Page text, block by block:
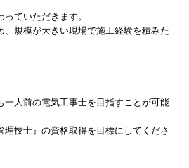
ていただきます。
規模が大きい現場で施工経験を積みた
人前の電気工事士を目指すことが可能
技士』の資格取得を目標にしてくださ